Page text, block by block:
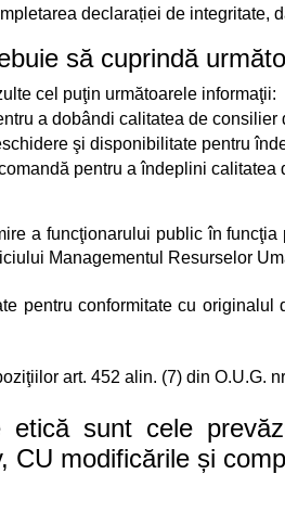
declarației de integritate,
să cuprindă
cel puţin următoarele informaţii:
a dobândi calitatea de consilier
şi disponibilitate pentru
pentru a îndeplini calitatea
a funcţionarului public în
Managementul Resurselor
pentru conformitate cu
art. 452 alin. (7) din O.U.G.
etică sunt cele
CU modificările și